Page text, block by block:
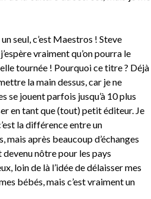
seul, c’est Maestros ! Steve
vraiment qu’on pourra le
tournée ! Pourquoi ce titre ? Déjà
la main dessus, car je ne
se jouent parfois jusqu’à 10 plus
en tant que (tout) petit éditeur. Je
la différence entre un
après beaucoup d’échanges
devenu nôtre pour les pays
loin de là l’idée de délaisser mes
bébés, mais c’est vraiment un